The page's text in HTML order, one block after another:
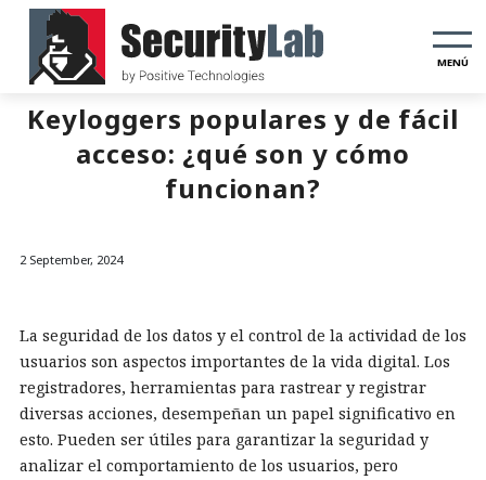
MENÚ
Keyloggers populares y de fácil
acceso: ¿qué son y cómo
funcionan?
2 September, 2024
La seguridad de los datos y el control de la actividad de los
usuarios son aspectos importantes de la vida digital. Los
registradores, herramientas para rastrear y registrar
diversas acciones, desempeñan un papel significativo en
esto. Pueden ser útiles para garantizar la seguridad y
analizar el comportamiento de los usuarios, pero